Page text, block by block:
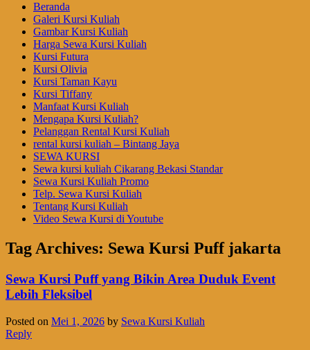
Beranda
Galeri Kursi Kuliah
Gambar Kursi Kuliah
Harga Sewa Kursi Kuliah
Kursi Futura
Kursi Olivia
Kursi Taman Kayu
Kursi Tiffany
Manfaat Kursi Kuliah
Mengapa Kursi Kuliah?
Pelanggan Rental Kursi Kuliah
rental kursi kuliah – Bintang Jaya
SEWA KURSI
Sewa kursi kuliah Cikarang Bekasi Standar
Sewa Kursi Kuliah Promo
Telp. Sewa Kursi Kuliah
Tentang Kursi Kuliah
Video Sewa Kursi di Youtube
Tag Archives: Sewa Kursi Puff jakarta
Sewa Kursi Puff yang Bikin Area Duduk Event
Lebih Fleksibel
Posted on Mei 1, 2026 by Sewa Kursi Kuliah
Reply